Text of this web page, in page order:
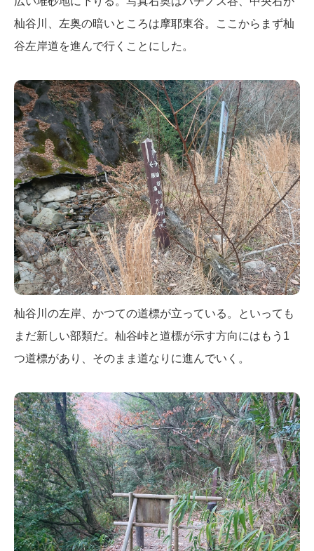
杣谷川、左奥の暗いところは摩耶東谷。ここからまず杣
谷左岸道を進んで行くことにした。
杣谷川の左岸、かつての道標が立っている。といっても
まだ新しい部類だ。杣谷峠と道標が示す方向にはもう1
つ道標があり、そのまま道なりに進んでいく。